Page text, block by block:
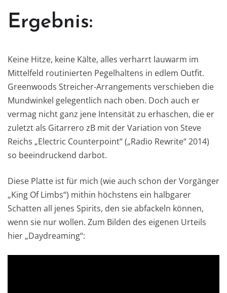
Ergebnis:
Keine Hitze, keine Kälte, alles verharrt lauwarm im
Mittelfeld routinierten Pegelhaltens in edlem Outfit.
Greenwoods Streicher-Arrangements verschieben die
Mundwinkel gelegentlich nach oben. Doch auch er
vermag nicht ganz jene Intensität zu erhaschen, die er
zuletzt als Gitarrero zB mit der Variation von Steve
Reichs „Electric Counterpoint“ („Radio Rewrite“ 2014)
so beeindruckend darbot.
Diese Platte ist für mich (wie auch schon der Vorgänger
„King Of Limbs“) mithin höchstens ein halbgarer
Schatten all jenes Spirits, den sie abfackeln können,
wenn sie nur wollen. Zum Bilden des eigenen Urteils
hier „Daydreaming“: